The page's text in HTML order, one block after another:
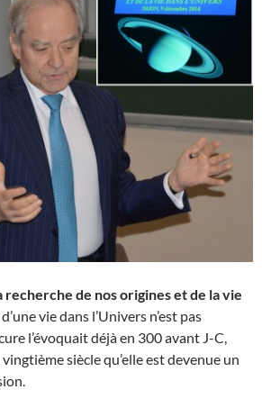
recherche de nos origines et de la vie
d’une vie dans l’Univers n’est pas
l’évoquait déjà en 300 avant J-C,
vingtième siècle qu’elle est devenue un